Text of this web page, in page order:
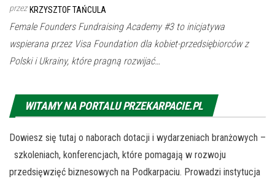
przez KRZYSZTOF TAŃCULA
Female Founders Fundraising Academy #3 to inicjatywa
wspierana przez Visa Foundation dla kobiet-przedsiębiorców z
Polski i Ukrainy, które pragną rozwijać…
WITAMY NA PORTALU PRZEKARPACIE.PL
Dowiesz się tutaj o naborach dotacji i wydarzeniach branżowych –
szkoleniach, konferencjach, które pomagają w rozwoju
przedsięwzięć biznesowych na Podkarpaciu. Prowadzi instytucja